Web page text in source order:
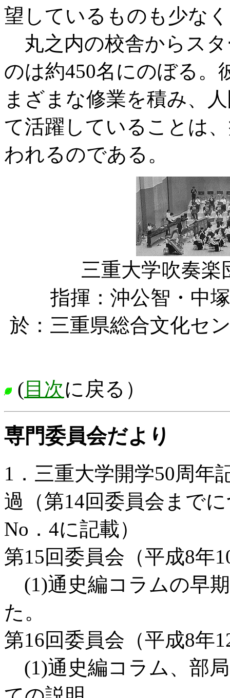
望しているものも少な
丸之内の校舎からス
のは約450名にのぼる。
まざまな修業を積み、
て活躍していることは
われるのである。
三重大学吹奏
指揮：沖公智・中
於：三重県総合文化セ
( 目次に戻る）
専門委員会だより
1．三重大学開学50周年
過（第14回委員会まで
No．4に記載）
第15回委員会（平成8年
(1)通史編コラムの早
た。
第16回委員会（平成8年
(1)通史編コラム、部